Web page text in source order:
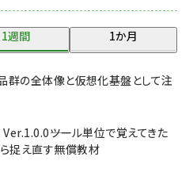
1週間 1か月
群の全体像と仮想化基盤として注
ツール単位で覚えてきた
捉え直す無償教材